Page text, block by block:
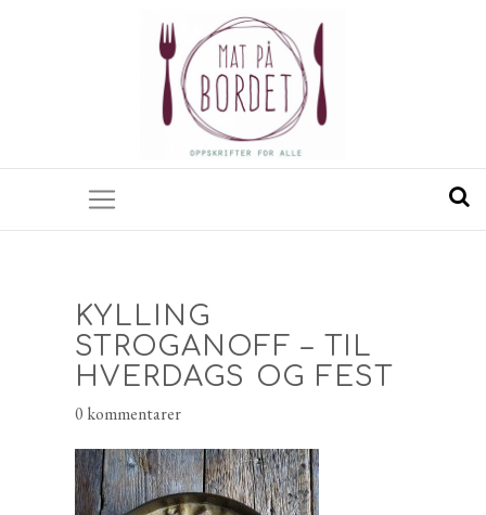
KYLLING
STROGANOFF – TIL
HVERDAGS OG FEST
0 kommentarer